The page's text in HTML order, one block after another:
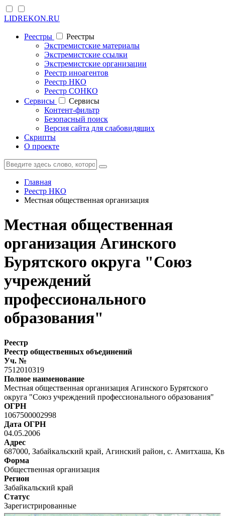
LIDREKON.RU
Реестры
Реестры
Экстремистские материалы
Экстремистские ссылки
Экстремистские организации
Реестр иноагентов
Реестр НКО
Реестр СОНКО
Cервисы
Cервисы
Контент-фильтр
Безопасный поиск
Версия сайта для слабовидящих
Скрипты
О проекте
Главная
Реестр НКО
Местная общественная организация
Местная общественная
организация Агинского
Бурятского округа "Союз
учреждений
профессионального
образования"
Реестр
Реестр общественных объединений
Уч. №
7512010319
Полное наименование
Местная общественная организация Агинского Бурятского
округа "Союз учреждений профессионального образования"
ОГРН
1067500002998
Дата ОГРН
04.05.2006
Адрес
687000, Забайкальский край, Агинский район, с. Амитхаша,
Форма
Общественная организация
Регион
Забайкальский край
Статус
Зарегистрированные